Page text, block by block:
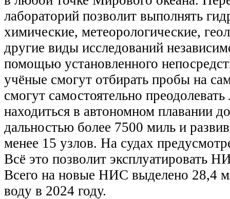
лабораторий позволит выполнять
химические, метеорологические,
другие виды исследований
помощью установленного
учёные смогут отбирать пробы на
смогут самостоятельно
находиться в автономном плавании
дальностью более 7500 миль и
менее 15 узлов. На судах
Всё это позволит эксплуатировать
Всего на новые НИС выделено 28,4
воду в 2024 году.